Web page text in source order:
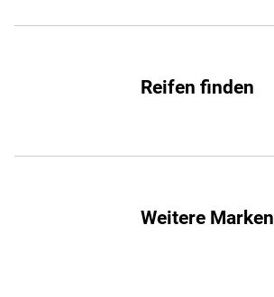
Reifen finden
Weitere Marken